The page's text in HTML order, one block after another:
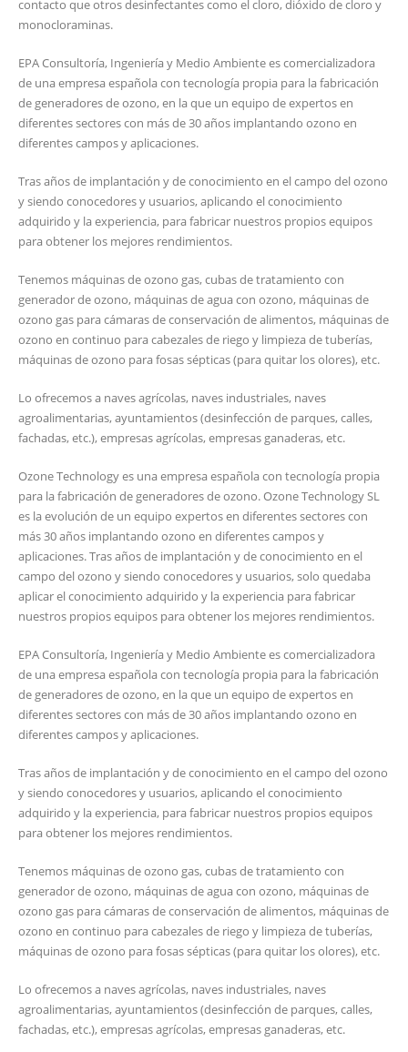
contacto que otros desinfectantes como el cloro, dióxido de cloro y
monocloraminas.
EPA Consultoría, Ingeniería y Medio Ambiente es comercializadora
de una empresa española con tecnología propia para la fabricación
de generadores de ozono, en la que un equipo de expertos en
diferentes sectores con más de 30 años implantando ozono en
diferentes campos y aplicaciones.
Tras años de implantación y de conocimiento en el campo del ozono
y siendo conocedores y usuarios, aplicando el conocimiento
adquirido y la experiencia, para fabricar nuestros propios equipos
para obtener los mejores rendimientos.
Tenemos máquinas de ozono gas, cubas de tratamiento con
generador de ozono, máquinas de agua con ozono, máquinas de
ozono gas para cámaras de conservación de alimentos, máquinas de
ozono en continuo para cabezales de riego y limpieza de tuberías,
máquinas de ozono para fosas sépticas (para quitar los olores), etc.
Lo ofrecemos a naves agrícolas, naves industriales, naves
agroalimentarias, ayuntamientos (desinfección de parques, calles,
fachadas, etc.), empresas agrícolas, empresas ganaderas, etc.
Ozone Technology es una empresa española con tecnología propia
para la fabricación de generadores de ozono. Ozone Technology SL
es la evolución de un equipo expertos en diferentes sectores con
más 30 años implantando ozono en diferentes campos y
aplicaciones. Tras años de implantación y de conocimiento en el
campo del ozono y siendo conocedores y usuarios, solo quedaba
aplicar el conocimiento adquirido y la experiencia para fabricar
nuestros propios equipos para obtener los mejores rendimientos.
EPA Consultoría, Ingeniería y Medio Ambiente es comercializadora
de una empresa española con tecnología propia para la fabricación
de generadores de ozono, en la que un equipo de expertos en
diferentes sectores con más de 30 años implantando ozono en
diferentes campos y aplicaciones.
Tras años de implantación y de conocimiento en el campo del ozono
y siendo conocedores y usuarios, aplicando el conocimiento
adquirido y la experiencia, para fabricar nuestros propios equipos
para obtener los mejores rendimientos.
Tenemos máquinas de ozono gas, cubas de tratamiento con
generador de ozono, máquinas de agua con ozono, máquinas de
ozono gas para cámaras de conservación de alimentos, máquinas de
ozono en continuo para cabezales de riego y limpieza de tuberías,
máquinas de ozono para fosas sépticas (para quitar los olores), etc.
Lo ofrecemos a naves agrícolas, naves industriales, naves
agroalimentarias, ayuntamientos (desinfección de parques, calles,
fachadas, etc.), empresas agrícolas, empresas ganaderas, etc.